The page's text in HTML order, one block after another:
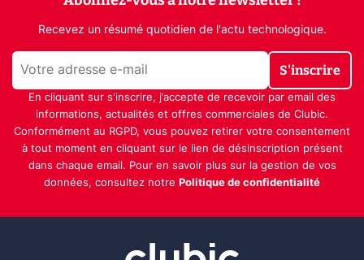
Recevez un résumé quotidien de l'actu technologique.
S'inscrire
En cliquant sur s'inscrire, j’accepte de recevoir par email des
informations, actualités et offres commerciales de Clubic.
Conformément au RGPD, vous pouvez retirer votre consentement
à tout moment en cliquant sur le lien de désinscription présent
dans chaque email. Pour en savoir plus sur la gestion de vos
données, consultez notre Politique de confidentialité